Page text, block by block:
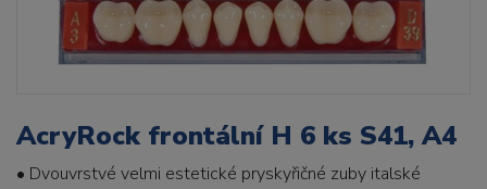
AcryRock frontální H 6 ks S41, A4
• Dvouvrstvé velmi estetické pryskyřičné zuby italské